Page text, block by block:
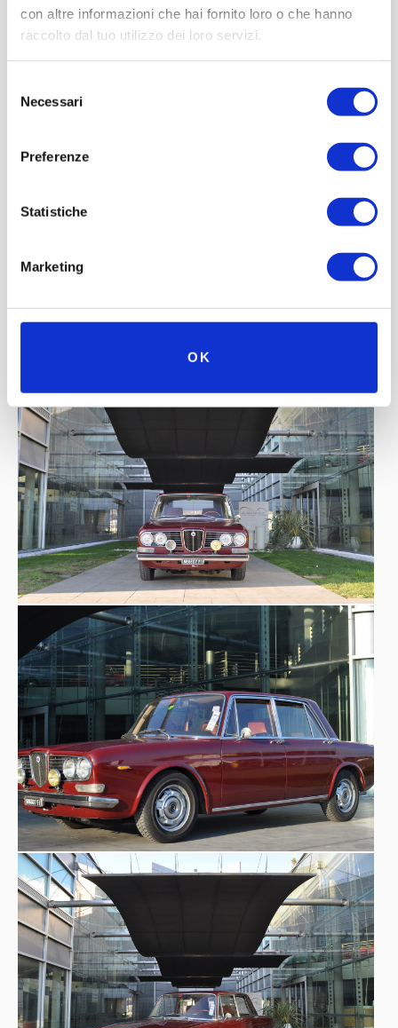
con altre informazioni che hai fornito loro o che hanno
raccolto dal tuo utilizzo dei loro servizi.
delNecessari
Preferenze
Statistiche
Marketing
OK